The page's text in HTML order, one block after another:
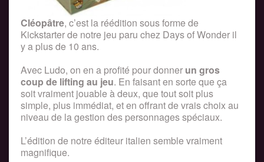
Cléopâtre, c’est la réédition sous forme de
Kickstarter de notre jeu paru chez Days of Wonder il
y a plus de 10 ans.
Avec Ludo, on en a profité pour donner un gros
coup de lifting au jeu. En faisant en sorte que ça
soit vraiment jouable à deux, que tout soit plus
simple, plus immédiat, et en offrant de vrais choix au
niveau de la gestion des personnages spéciaux.
L’édition de notre éditeur italien semble vraiment
magnifique.